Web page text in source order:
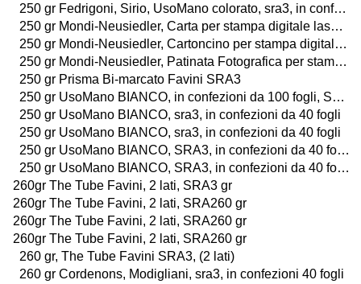
250 gr Fedrigoni, Sirio, UsoMano colorato, sra3, in confezioni da 40 fogli
250 gr Mondi-Neusiedler, Carta per stampa digitale laser a colori, BIANCO, sra3, in confezioni da 125 fogli
250 gr Mondi-Neusiedler, Cartoncino per stampa digitale laser a colori, BIANCO, SRA3, in confezioni da 250 fogli
250 gr Mondi-Neusiedler, Patinata Fotografica per stampa digitale laser a colori, LUCIDA o OPACA, SRA3, in confezioni da 250 fogli
250 gr Prisma Bi-marcato Favini SRA3
250 gr UsoMano BIANCO, in confezioni da 100 fogli, SRA3
250 gr UsoMano BIANCO, sra3, in confezioni da 40 fogli
250 gr UsoMano BIANCO, sra3, in confezioni da 40 fogli
250 gr UsoMano BIANCO, SRA3, in confezioni da 40 fogli
250 gr UsoMano BIANCO, SRA3, in confezioni da 40 fogli
260gr The Tube Favini, 2 lati, SRA3 gr
260gr The Tube Favini, 2 lati, SRA260 gr
260gr The Tube Favini, 2 lati, SRA260 gr
260gr The Tube Favini, 2 lati, SRA260 gr
260 gr, The Tube Favini SRA3, (2 lati)
260 gr Cordenons, Modigliani, sra3, in confezioni 40 fogli